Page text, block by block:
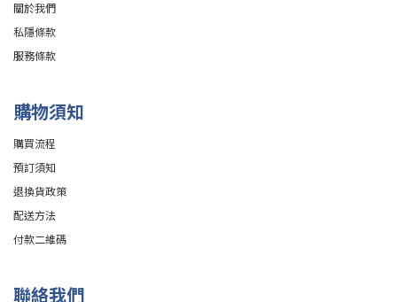
關於我們
私隱條款
服務條款
購物須知
購買流程
預訂須知
退換貨政策
配送方法
付款二維碼
聯絡我們